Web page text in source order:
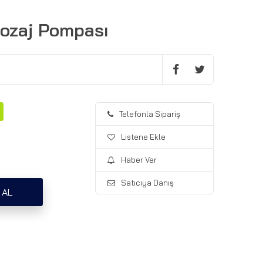
Pompası
Telefonla Sipariş
Listene Ekle
Haber Ver
Satıcıya Danış